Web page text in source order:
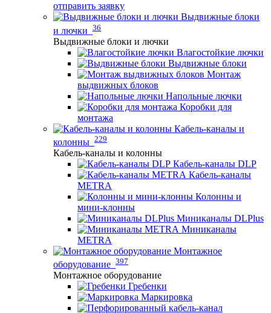
отправить заявку
Выдвижные блоки
и лючки 36
Выдвижные блоки и лючки
Влагостойкие лючки
Выдвижные блоки
Монтаж
выдвижных блоков
Напольные лючки
Коробки для
монтажа
Кабель-каналы и
колонны 229
Кабель-каналы и колонны
Кабель-каналы DLP
Кабель-каналы
METRA
Колонны и
мини-клонны
Миниканалы DLPlus
Миниканалы
METRA
Монтажное
оборудование 397
Монтажное оборудование
Гребенки
Маркировка